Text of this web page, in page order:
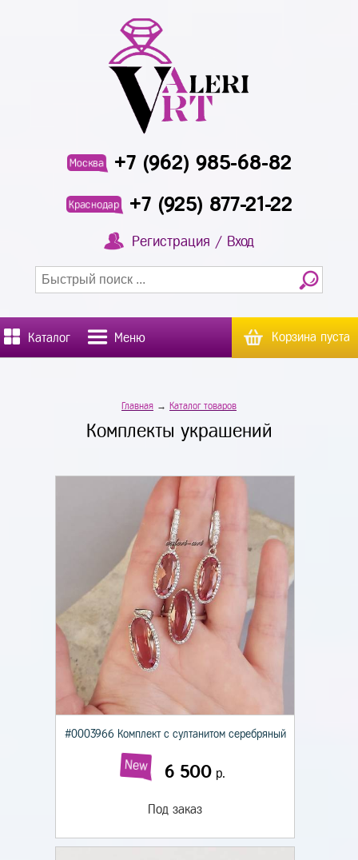
Москва +7 (962) 985-68-82
Краснодар +7 (925) 877-21-22
Регистрация / Вход
Каталог Меню Корзина пуста
Главная → Каталог товаров
Комплекты украшений
#0003966 Комплект с султанитом серебряный
New 6 500 р.
Под заказ